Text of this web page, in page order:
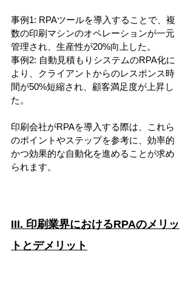
事例1: RPAツールを導入することで、複
数の印刷マシンのオペレーションが一元
管理され、生産性が20%向上した。
事例2: 自動見積もりシステムのRPA化に
より、クライアントからのレスポンス時
間が50%短縮され、顧客満足度が上昇し
た。
印刷会社がRPAを導入する際は、これら
のポイントやステップを参考に、効率的
かつ効果的な自動化を進めることが求め
られます。
III. 印刷業界におけるRPAのメリッ
トとデメリット